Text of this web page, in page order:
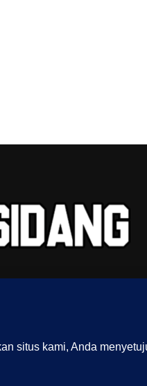
YOUTUBE CHANNEL TIKTOK